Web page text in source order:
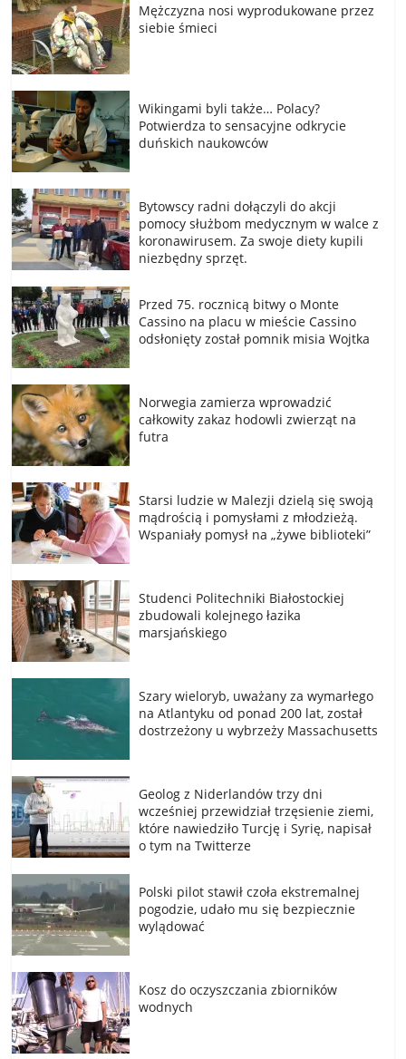
Mężczyzna nosi wyprodukowane przez
siebie śmieci
Wikingami byli także… Polacy?
Potwierdza to sensacyjne odkrycie
duńskich naukowców
Bytowscy radni dołączyli do akcji
pomocy służbom medycznym w walce z
koronawirusem. Za swoje diety kupili
niezbędny sprzęt.
Przed 75. rocznicą bitwy o Monte
Cassino na placu w mieście Cassino
odsłonięty został pomnik misia Wojtka
Norwegia zamierza wprowadzić
całkowity zakaz hodowli zwierząt na
futra
Starsi ludzie w Malezji dzielą się swoją
mądrością i pomysłami z młodzieżą.
Wspaniały pomysł na „żywe biblioteki”
Studenci Politechniki Białostockiej
zbudowali kolejnego łazika
marsjańskiego
Szary wieloryb, uważany za wymarłego
na Atlantyku od ponad 200 lat, został
dostrzeżony u wybrzeży Massachusetts
Geolog z Niderlandów trzy dni
wcześniej przewidział trzęsienie ziemi,
które nawiedziło Turcję i Syrię, napisał
o tym na Twitterze
Polski pilot stawił czoła ekstremalnej
pogodzie, udało mu się bezpiecznie
wylądować
Kosz do oczyszczania zbiorników
wodnych